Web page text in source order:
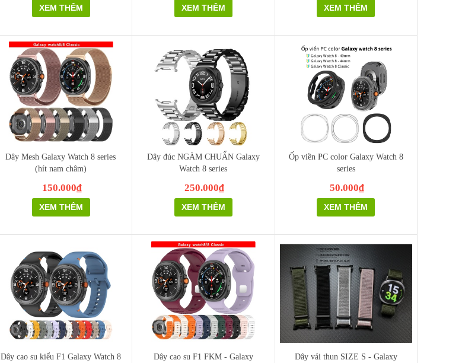
XEM THÊM XEM THÊM XEM THÊM
Dây Mesh Galaxy Watch 8 series
(hít nam châm)
150.000₫
XEM THÊM
Dây đúc NGÀM CHUẨN Galaxy
Watch 8 series
250.000₫
XEM THÊM
Ốp viền PC color Galaxy Watch 8
series
50.000₫
XEM THÊM
Dây cao su kiểu F1 Galaxy Watch 8
Dây cao su F1 FKM - Galaxy
Dây vải thun SIZE S - Galaxy